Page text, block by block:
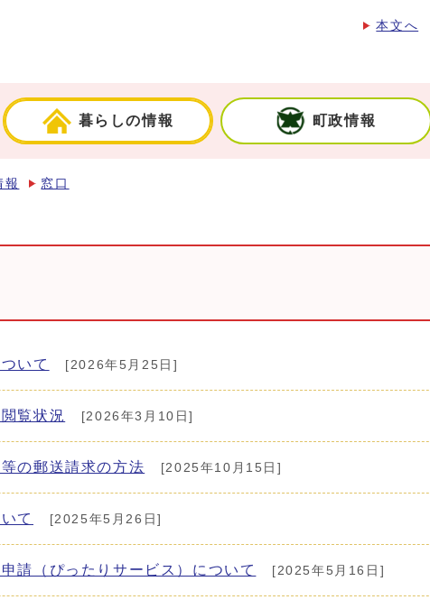
本文へ
暮らしの情報 町政情報
報 窓口
いて [2026年5月25日]
覧状況 [2026年3月10日]
の郵送請求の方法 [2025年10月15日]
て [2025年5月26日]
請（ぴったりサービス）について [2025年5月16日]